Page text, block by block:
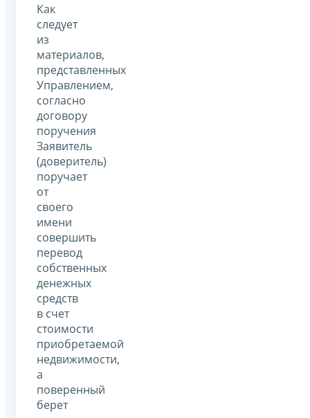
Как
следует
из
материалов,
представленных
Управлением,
согласно
договору
поручения
Заявитель
(доверитель)
поручает
от
своего
имени
совершить
перевод
собственных
денежных
средств
в счет
стоимости
приобретаемой
недвижимости,
а
поверенный
берет